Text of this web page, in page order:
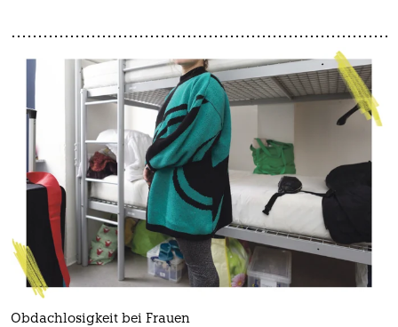
Obdachlosigkeit bei Frauen